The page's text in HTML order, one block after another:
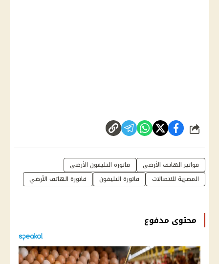
شارك
فواتير الهاتف الأرضي
فاتورة التليفون الأرضي
المصرية للاتصالات
فاتورة التليفون فاتورة الهاتف الأرضي
محتوى مدفوع